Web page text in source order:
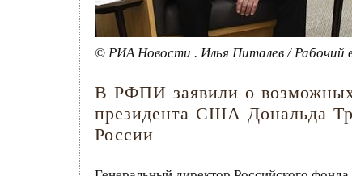
© РИА Новости . Илья Питалев / Рабочий
В РФПИ заявили о возможных
президента США Дональда
России